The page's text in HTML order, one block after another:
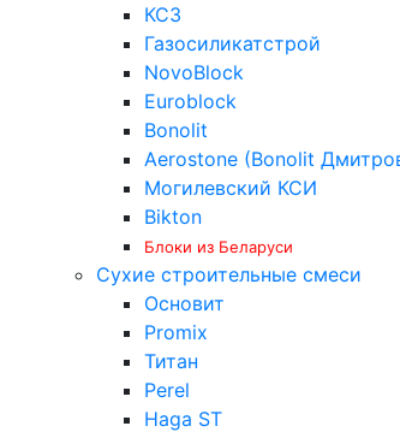
КСЗ
Газосиликатстрой
NovoBlock
Euroblock
Bonolit
Aerostone (Bonolit
Могилевский КСИ
Bikton
Блоки из Беларуси
Сухие строительные смеси
Основит
Promix
Титан
Perel
Haga ST